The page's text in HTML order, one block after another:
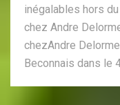
inégalables hors
chez Andre
chezAndre
Beconnais dans le